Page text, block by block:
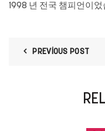
1998 년 전국 챔피언이었
PREVIOUS POST